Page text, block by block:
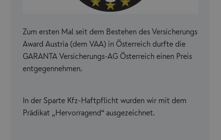
Zum ersten Mal seit dem Bestehen des Versicherungs
Award Austria (dem VAA) in Österreich durfte die
GARANTA Versicherungs-AG Österreich einen Preis
entgegennehmen.
In der Sparte Kfz-Haftpflicht wurden wir mit dem
Prädikat „Hervorragend“ ausgezeichnet.